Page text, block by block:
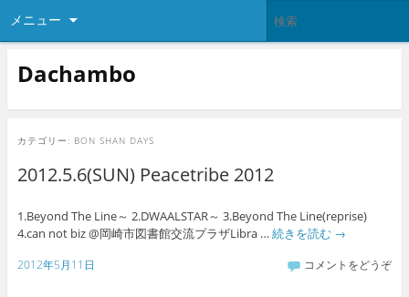
メニュー
Dachambo
カテゴリー: BON SHAN DAYS
2012.5.6(SUN) Peacetribe 2012
1.Beyond The Line～ 2.DWAALSTAR～ 3.Beyond The Line(reprise)
4.can not biz @岡崎市図書館交流プラザLibra … 続きを読む →
2012年5月11日 コメントをどうぞ